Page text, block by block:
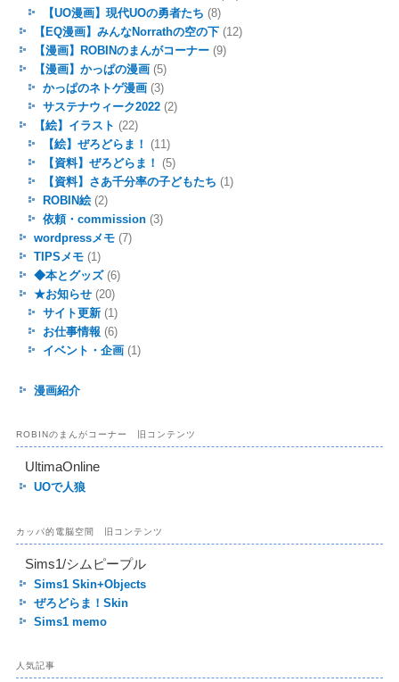
【UO漫画】現代UOの勇者たち (8)
【EQ漫画】みんなNorrathの空の下(12)
【漫画】ROBINのまんがコーナー(9)
【漫画】かっぱの漫画(5)
かっぱのネトゲ漫画(3)
サステナウィーク2022(2)
【絵】イラスト (22)
【絵】ぜろどらま！
(11)
【資料】ぜろどらま！
(5)
【資料】さあ千分率の子どもたち (1)
ROBIN絵(2)
依頼・commission(3)
wordpressメモ(7)
TIPSメモ(1)
◆本とグッズ(6)
★お知らせ(20)
サイト更新(1)
お仕事情報 (6)
イベント・企画(1)
漫画紹介
ROBINのまんがコーナー 旧コンテンツ
UltimaOnline
UOで人狼
カッパ的電脳空間 旧コンテンツ
Sims1/シムピープル
Sims1 Skin+Objects
ぜろどらま！Skin
Sims1 memo
人気記事